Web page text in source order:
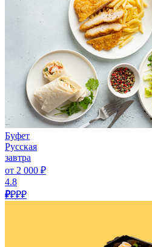
Буфет
Русская
завтра
от 2 000 ₽
4.8
₽₽₽₽